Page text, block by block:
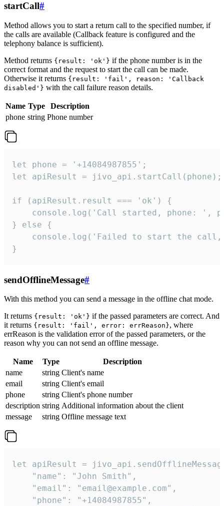
startCall#
Method allows you to start a return call to the specified number, if
the calls are available (Callback feature is configured and the
telephony balance is sufficient).
Method returns {result: 'ok'} if the phone number is in the
correct format and the request to start the call can be made.
Otherwise it returns {result: 'fail', reason: 'Callback
disabled'} with the call failure reason details.
Name Type
Description
phone string Phone number
let phone = '+14084987855';
let apiResult = jivo_api.startCall(phone);
if (apiResult.result === 'ok') {
console.log('Call started, phone: ',
} else {
console.log('Failed to start the
}
sendOfflineMessage#
With this method you can send a message in the offline chat mode.
It returns {result: 'ok'} if the passed parameters are correct. And
it returns {result: 'fail', error: errReason}, where
errReason is the validation error of the passed parameters, or the
reason why you can not send an offline message.
Name Type
Description
name
string Client's name
email
string Client's email
phone
string Client's phone number
description string Additional information about the client
message
string Offline message text
let apiResult =
    "name": "John Smith",
    "email": "email@example.com",
    "phone": "+14084987855",